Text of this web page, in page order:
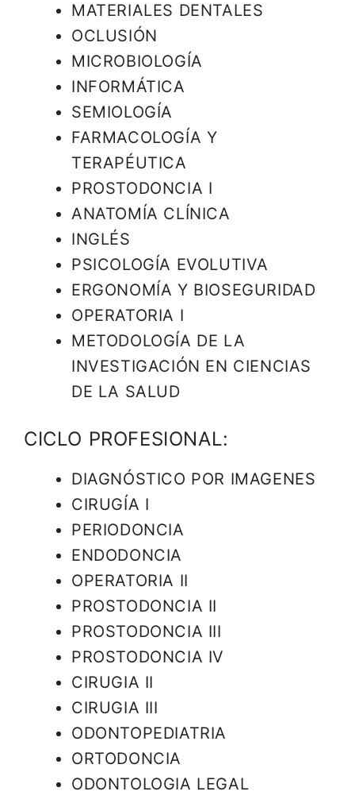
MATERIALES DENTALES
OCLUSIÓN
MICROBIOLOGÍA
INFORMÁTICA
SEMIOLOGÍA
FARMACOLOGÍA Y
TERAPÉUTICA
PROSTODONCIA I
ANATOMÍA CLÍNICA
INGLÉS
PSICOLOGÍA EVOLUTIVA
ERGONOMÍA Y BIOSEGURIDAD
OPERATORIA I
METODOLOGÍA DE LA
INVESTIGACIÓN EN CIENCIAS
DE LA SALUD
CICLO PROFESIONAL:
DIAGNÓSTICO POR IMAGENES
CIRUGÍA I
PERIODONCIA
ENDODONCIA
OPERATORIA II
PROSTODONCIA II
PROSTODONCIA III
PROSTODONCIA IV
CIRUGIA II
CIRUGIA III
ODONTOPEDIATRIA
ORTODONCIA
ODONTOLOGIA LEGAL